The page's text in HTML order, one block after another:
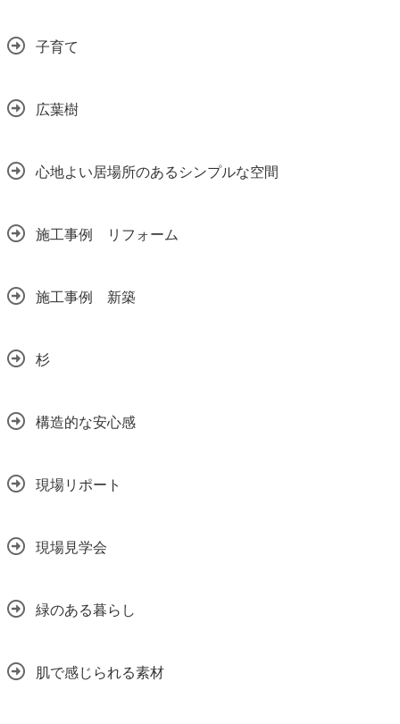
子育て
広葉樹
心地よい居場所のあるシンプルな空間
施工事例 リフォーム
施工事例 新築
杉
構造的な安心感
現場リポート
現場見学会
緑のある暮らし
肌で感じられる素材